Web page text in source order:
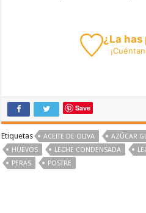
¿La has
¡
Save
Etiquetas ACEITE DE OLIVA AZÚCAR
HUEVOS
LECHE CONDENSADA
PERAS
POSTRE